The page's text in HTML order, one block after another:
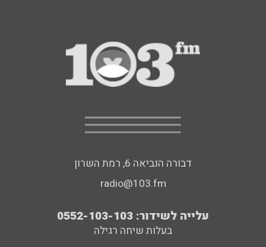
דבורה הנביאה 6, רמת השרון
radio@103.fm
עלייה לשידור: 0552-103-103
בעלות שיחה רגילה